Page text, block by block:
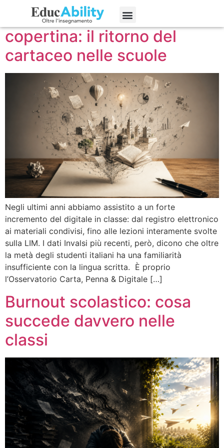
Dallo schermo alla
copertina: il ritorno del
cartaceo nelle scuole
Negli ultimi anni abbiamo assistito a un forte
incremento del digitale in classe: dal registro elettronico
ai materiali condivisi, fino alle lezioni interamente svolte
sulla LIM. I dati Invalsi più recenti, però, dicono che oltre
la metà degli studenti italiani ha una familiarità
insufficiente con la lingua scritta. È proprio
l’Osservatorio Carta, Penna & Digitale […]
Burnout scolastico: cosa
succede davvero nelle
classi